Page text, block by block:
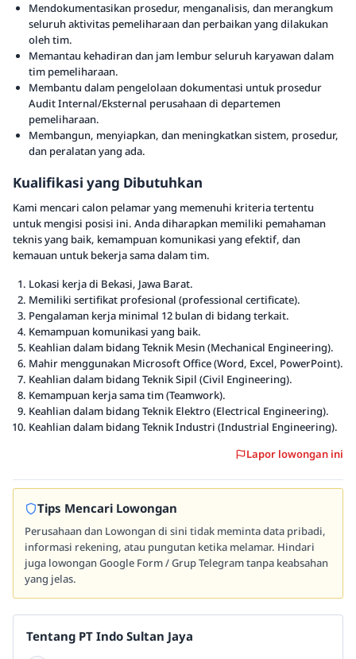
Mendokumentasikan prosedur, menganalisis, dan merangkum
seluruh aktivitas pemeliharaan dan perbaikan yang dilakukan
oleh tim.
Memantau kehadiran dan jam lembur seluruh karyawan dalam
tim pemeliharaan.
Membantu dalam pengelolaan dokumentasi untuk prosedur
Audit Internal/Eksternal perusahaan di departemen
pemeliharaan.
Membangun, menyiapkan, dan meningkatkan sistem, prosedur,
dan peralatan yang ada.
Kualifikasi yang Dibutuhkan
Kami mencari calon pelamar yang memenuhi kriteria tertentu
untuk mengisi posisi ini. Anda diharapkan memiliki pemahaman
teknis yang baik, kemampuan komunikasi yang efektif, dan
kemauan untuk bekerja sama dalam tim.
Lokasi kerja di Bekasi, Jawa Barat.
Memiliki sertifikat profesional (professional certificate).
Pengalaman kerja minimal 12 bulan di bidang terkait.
Kemampuan komunikasi yang baik.
Keahlian dalam bidang Teknik Mesin (Mechanical Engineering).
Mahir menggunakan Microsoft Office (Word, Excel, PowerPoint).
Keahlian dalam bidang Teknik Sipil (Civil Engineering).
Kemampuan kerja sama tim (Teamwork).
Keahlian dalam bidang Teknik Elektro (Electrical Engineering).
Keahlian dalam bidang Teknik Industri (Industrial Engineering).
Lapor lowongan ini
Tips Mencari Lowongan
Perusahaan dan Lowongan di sini tidak meminta data pribadi,
informasi rekening, atau pungutan ketika melamar. Hindari
juga lowongan Google Form / Grup Telegram tanpa keabsahan
yang jelas.
Tentang PT Indo Sultan Jaya